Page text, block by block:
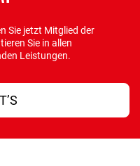
Sie jetzt Mitglied der
Sie in allen
Leistungen.